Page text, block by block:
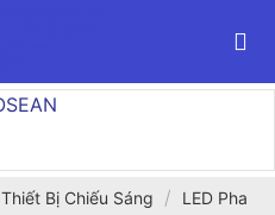
Thiết Bị Chiếu Sáng / LED Pha